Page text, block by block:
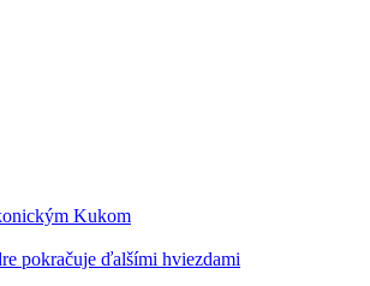
Kukom
pokračuje ďalšími hviezdami